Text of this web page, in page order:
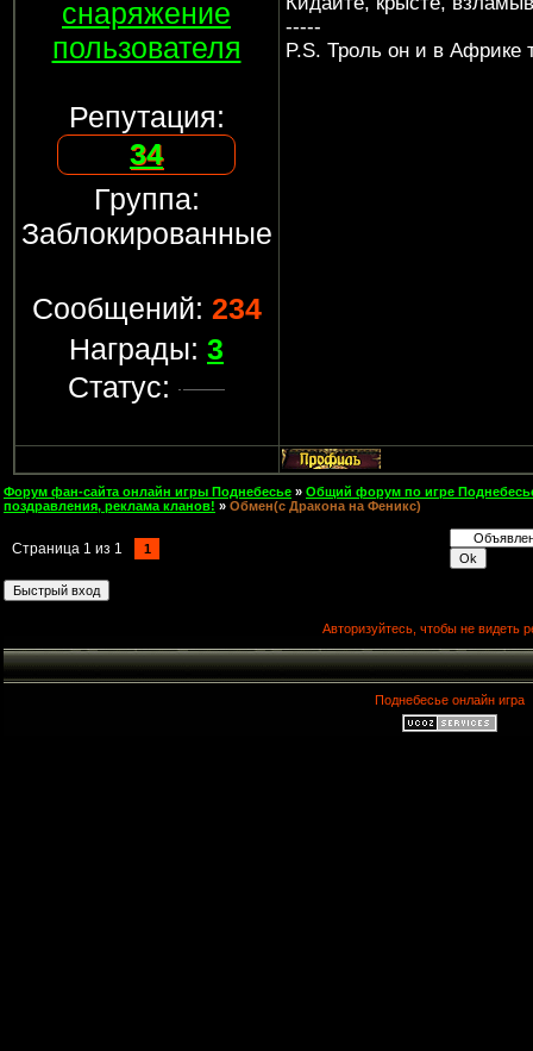
снаряжение
пользователя
Репутация:
34
Группа:
Заблокированные
Сообщений: 234
Награды: 3
Статус:
-----
P.S. Троль он и в Африке
Форум фан-сайта онлайн игры Поднебесье » Общий форум по игре
поздравления, реклама кланов! » Обмен(с Дракона на Феникс)
Страница 1 из 1 1
Авторизуйтесь, чтобы не видеть
Поднебесье онлайн игра